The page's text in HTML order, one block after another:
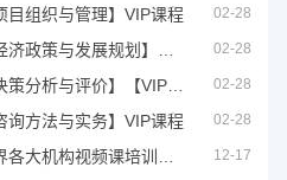
目组织与管理】VIP课程 02-28
02-28
02-28
询方法与实务】VIP课程 02-28
12-17